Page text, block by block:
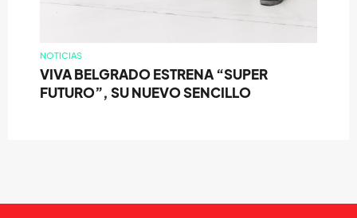
NOTICIAS
VIVA BELGRADO ESTRENA “SUPER
FUTURO”, SU NUEVO SENCILLO